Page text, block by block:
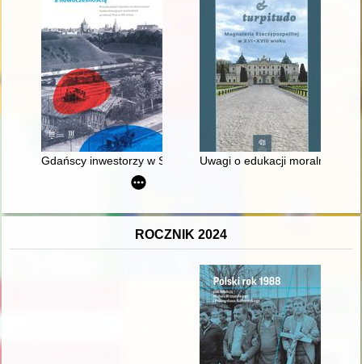
Gdańscy inwestorzy w Sopocie : prestiż finansowy i
Uwagi o edukacji moralnej
ROCZNIK 2024